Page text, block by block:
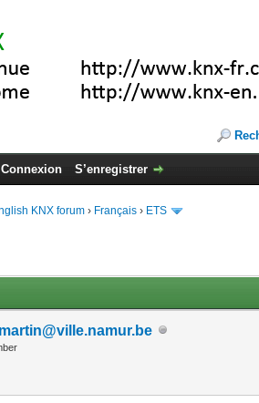
Connexion S’enregistrer
KNX forum › Français › ETS